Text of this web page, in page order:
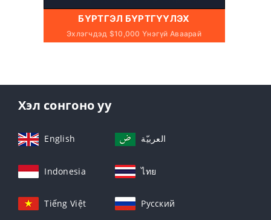
БҮРТГЭЛ БҮРТГҮҮЛЭХ
Эхлэгчдэд $10,000 Үнэгүй Аваарай
Хэл сонгоно уу
English العربيّة
Indonesia ไทย
Tiếng Việt Русский